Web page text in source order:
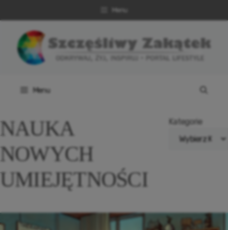
do
Menu
Menu
NAUKA
NOWYCH
UMIEJĘTNOŚCI
Kategorie